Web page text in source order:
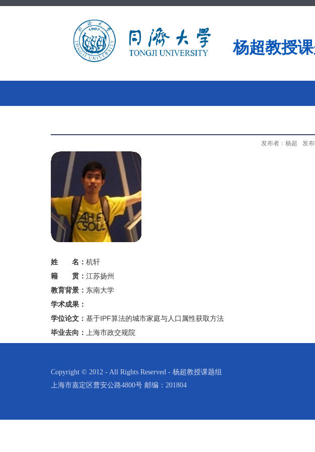
杨超教授课
发布者：杨超 发
姓 名： 杭轩
籍 贯： 江苏扬州
教育背景： 东南大学
学术成果：
学位论文： 基于IPF算法的城市家庭与人口属性获取方法
毕业去向：
上海市政交规院
Copyright © 2012 - All Rights Reserved - 杨超教授课题组
上海市嘉定区曹安公路4800号 邮编：201804